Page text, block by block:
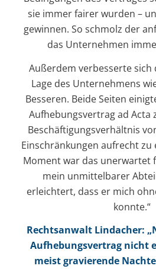
sie immer fairer wurden –
gewinnen. So schmolz der
das Unternehmen
Außerdem verbesserte
Lage des Unternehmens
Besseren. Beide Seiten
Aufhebungsvertrag ad Acta
Beschäftigungsverhältnis
Einschränkungen aufrecht zu
Moment war das unerwartet
mein unmittelbarer
erleichtert, dass er mich
konnte.“
Rechtsanwalt Lindacher:
Aufhebungsvertrag nicht
meist gravierende